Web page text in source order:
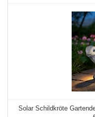
Solar Schildkröte